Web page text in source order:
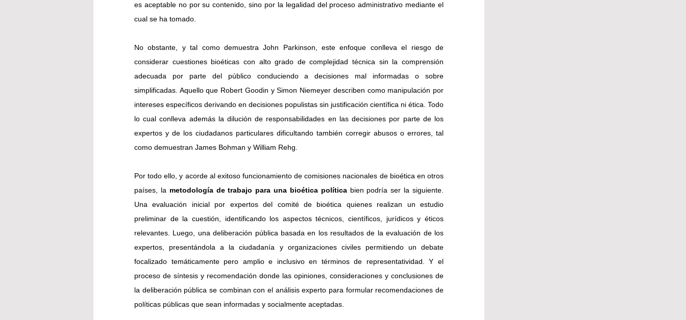
es aceptable no por su contenido, sino por la legalidad del proceso administrativo mediante el
cual se ha tomado.
No obstante, y tal como demuestra John Parkinson, este enfoque conlleva el riesgo de
considerar cuestiones bioéticas con alto grado de complejidad técnica sin la comprensión
adecuada por parte del público conduciendo a decisiones mal informadas o sobre
simplificadas. Aquello que Robert Goodin y Simon Niemeyer describen como manipulación por
intereses específicos derivando en decisiones populistas sin justificación científica ni ética. Todo
lo cual conlleva además la dilución de responsabilidades en las decisiones por parte de los
expertos y de los ciudadanos particulares dificultando también corregir abusos o errores, tal
como demuestran James Bohman y William Rehg.
Por todo ello, y acorde al exitoso funcionamiento de comisiones nacionales de bioética en otros
países, la metodología de trabajo para una bioética política bien podría ser la siguiente.
Una evaluación inicial por expertos del comité de bioética quienes realizan un estudio
preliminar de la cuestión, identificando los aspectos técnicos, científicos, jurídicos y éticos
relevantes. Luego, una deliberación pública basada en los resultados de la evaluación de los
expertos, presentándola a la ciudadanía y organizaciones civiles permitiendo un debate
focalizado temáticamente pero amplio e inclusivo en términos de representatividad. Y el
proceso de síntesis y recomendación donde las opiniones, consideraciones y conclusiones de
la deliberación pública se combinan con el análisis experto para formular recomendaciones de
políticas públicas que sean informadas y socialmente aceptadas.